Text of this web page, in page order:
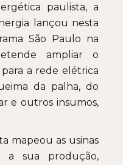
paulista, a
lançou nesta
São Paulo na
ampliar o
a rede elétrica
da palha, do
e outros insumos,
mapeou as usinas
a sua produção,